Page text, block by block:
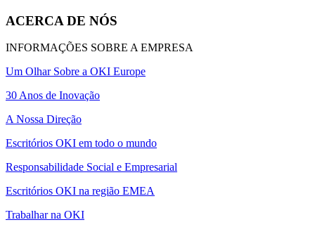
ACERCA DE NÓS
INFORMAÇÕES SOBRE A EMPRESA
Um Olhar Sobre a OKI Europe
30 Anos de Inovação
A Nossa Direção
Escritórios OKI em todo o mundo
Responsabilidade Social e Empresarial
Escritórios OKI na região EMEA
Trabalhar na OKI